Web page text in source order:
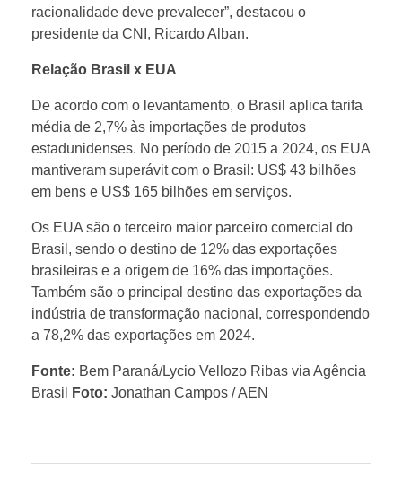
i
s
p
r
e
j
u
d
c
racionalidade deve prevalecer”, destacou o
presidente da CNI, Ricardo Alban.
Relação Brasil x EUA
De acordo com o levantamento, o Brasil aplica tarifa
média de 2,7% às importações de produtos
estadunidenses. No período de 2015 a 2024, os EUA
mantiveram superávit com o Brasil: US$ 43 bilhões
em bens e US$ 165 bilhões em serviços.
Os EUA são o terceiro maior parceiro comercial do
Brasil, sendo o destino de 12% das exportações
brasileiras e a origem de 16% das importações.
Também são o principal destino das exportações da
indústria de transformação nacional, correspondendo
a 78,2% das exportações em 2024.
Fonte: Bem Paraná/Lycio Vellozo Ribas via Agência
Brasil
Foto: Jonathan Campos / AEN